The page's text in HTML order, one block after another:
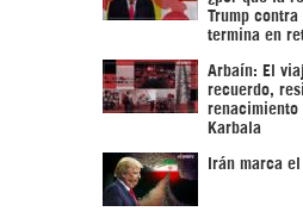
Trump contra
termina en
Arbaín: El
recuerdo,
renacimiento
Karbala
Irán marca